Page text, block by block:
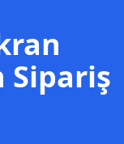
Sipariş